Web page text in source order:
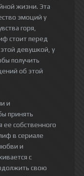
жизни. Эта
эмоций у
горя,
стоит перед
девушкой, у
получить
об этой
и
принять
собственного
в сериале
и
с
свою